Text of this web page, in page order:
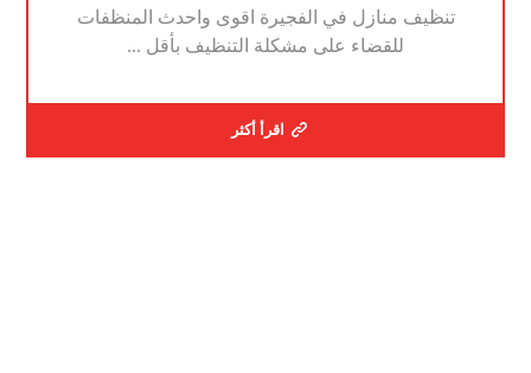
تنظيف منازل في الفجيرة اقوى واحدث المنظفات
للقضاء على مشكلة التنظيف بأقل ...
اقرأ أكثر